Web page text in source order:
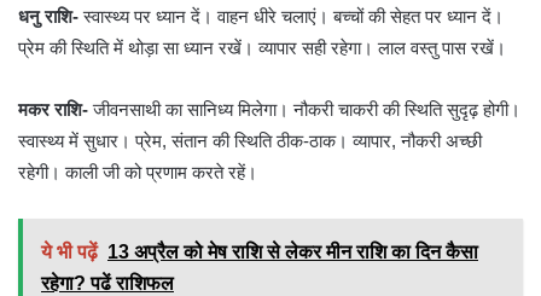
धनु राशि-स्वास्थ्य पर ध्यान दें। वाहन धीरे चलाएं। बच्चों की सेहत पर ध्यान दें।
प्रेम की स्थिति में थोड़ा सा ध्यान रखें। व्यापार सही रहेगा। लाल वस्तु पास रखें।
मकर राशि-जीवनसाथी का सानिध्य मिलेगा। नौकरी चाकरी की स्थिति सुदृढ़ होगी।
स्वास्थ्य में सुधार। प्रेम, संतान की स्थिति ठीक-ठाक। व्यापार, नौकरी अच्छी
रहेगी। काली जी को प्रणाम करते रहें।
ये भी पढ़ें 13 अप्रैल को मेष राशि से लेकर मीन राशि का दिन कैसा
रहेगा? पढें राशिफल